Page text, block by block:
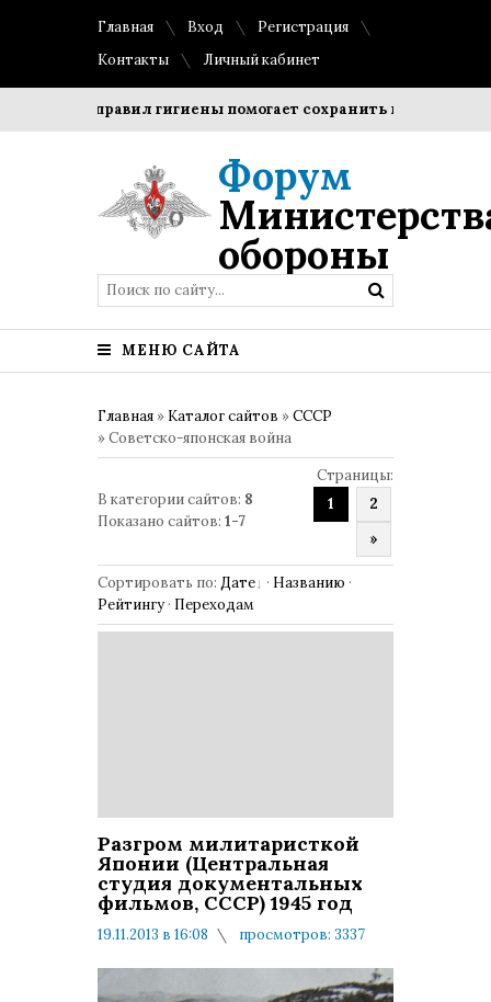
Главная Вход
Регистрация
Контакты
Личный кабинет
правил гигиены помогает сохранить прозрачность и
Форум
обороны
МЕНЮ САЙТА
Главная » Каталог сайтов »СССР
» Советско-японская война
В категории сайтов: 8
Показано сайтов: 1-7
Страницы:
1
2
»
Сортировать по: Дате · Названию ·
Рейтингу· Переходам
Разгром милитаристкой
Японии (Центральная
студия документальных
фильмов, СССР) 1945 год
19.11.2013 в 16:08
просмотров: 3337